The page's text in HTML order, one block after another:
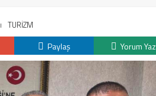
TURİZM
Paylaş Yorum Yaz